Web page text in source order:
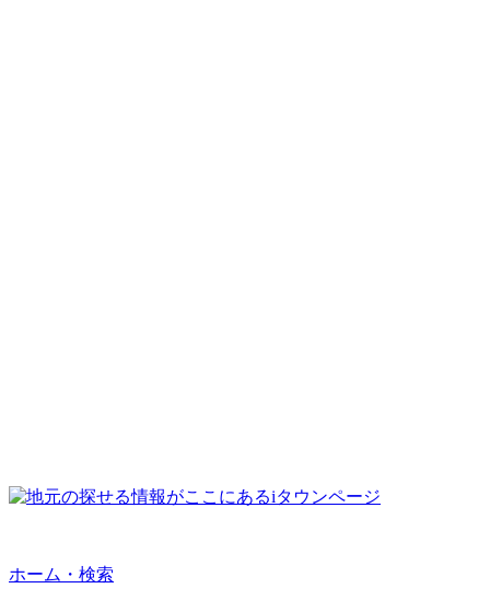
ホーム・検索